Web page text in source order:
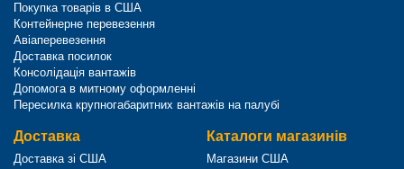
Покупка товарів в США
Контейнерне перевезення
Авіаперевезення
Доставка посилок
Консолідація вантажів
Допомога в митному оформленні
Пересилка крупногабаритних вантажів на палубі
Доставка
Доставка зі США
Каталоги магазинів
Магазини США